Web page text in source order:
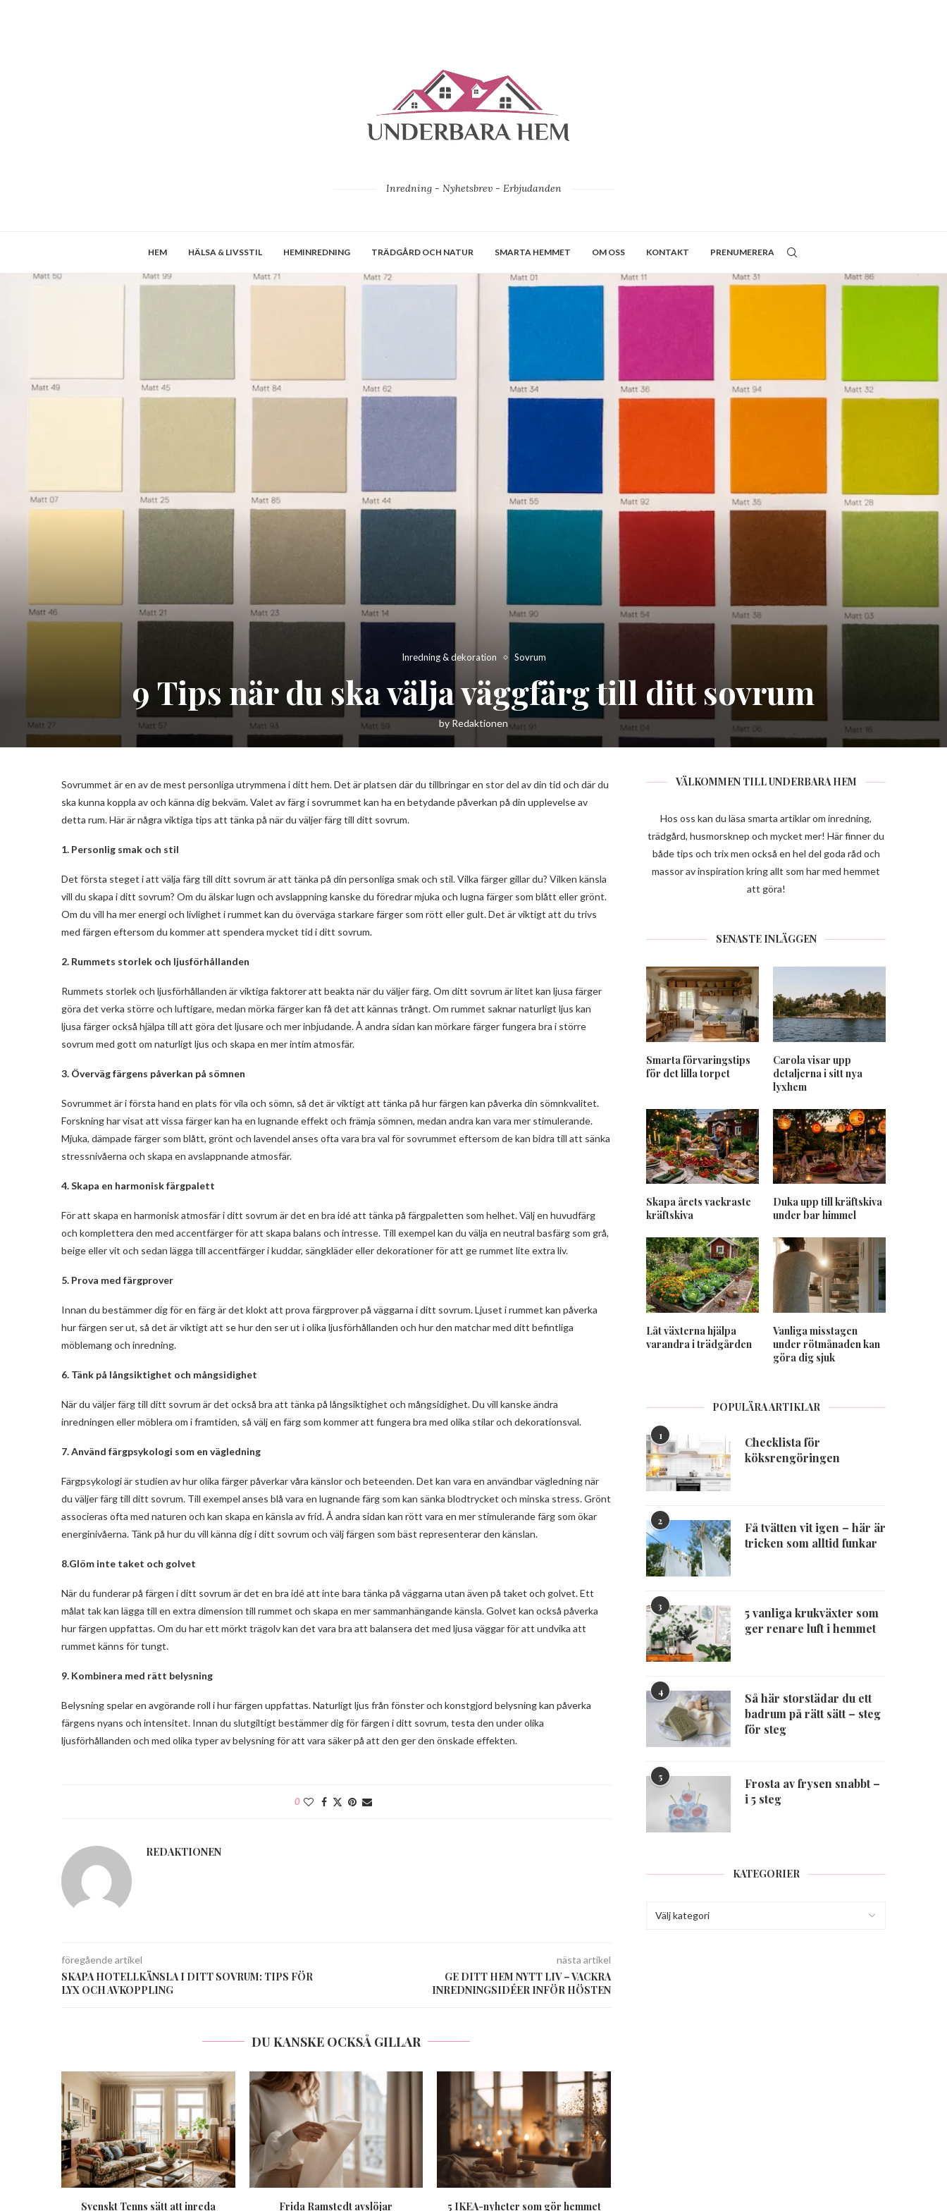
Inredning - Nyhetsbrev - Erbjudanden
HEM HÄLSA & LIVSSTIL HEMINREDNING TRÄDGÅRD OCH NATUR SMARTA HEMMET OM OSS KONTAKT PRENUMERERA
Inredning & dekoration Sovrum
9 Tips när du ska välja väggfärg till ditt sovrum
by Redaktionen
Sovrummet är en av de mest personliga utrymmena i ditt hem. Det är platsen där du tillbringar en stor del av din tid och där du
ska kunna koppla av och känna dig bekväm. Valet av färg i sovrummet kan ha en betydande påverkan på din upplevelse av
detta rum. Här är några viktiga tips att tänka på när du väljer färg till ditt sovrum.
1. Personlig smak och stil
Det första steget i att välja färg till ditt sovrum är att tänka på din personliga smak och stil. Vilka färger gillar du? Vilken känsla
vill du skapa i ditt sovrum? Om du älskar lugn och avslappning kanske du föredrar mjuka och lugna färger som blått eller grönt.
Om du vill ha mer energi och livlighet i rummet kan du överväga starkare färger som rött eller gult. Det är viktigt att du trivs
med färgen eftersom du kommer att spendera mycket tid i ditt sovrum.
2. Rummets storlek och ljusförhållanden
Rummets storlek och ljusförhållanden är viktiga faktorer att beakta när du väljer färg. Om ditt sovrum är litet kan ljusa färger
göra det verka större och luftigare, medan mörka färger kan få det att kännas trångt. Om rummet saknar naturligt ljus kan
ljusa färger också hjälpa till att göra det ljusare och mer inbjudande. Å andra sidan kan mörkare färger fungera bra i större
sovrum med gott om naturligt ljus och skapa en mer intim atmosfär.
3. Överväg färgens påverkan på sömnen
Sovrummet är i första hand en plats för vila och sömn, så det är viktigt att tänka på hur färgen kan påverka din sömnkvalitet.
Forskning har visat att vissa färger kan ha en lugnande effekt och främja sömnen, medan andra kan vara mer stimulerande.
Mjuka, dämpade färger som blått, grönt och lavendel anses ofta vara bra val för sovrummet eftersom de kan bidra till att sänka
stressnivåerna och skapa en avslappnande atmosfär.
4. Skapa en harmonisk färgpalett
För att skapa en harmonisk atmosfär i ditt sovrum är det en bra idé att tänka på färgpaletten som helhet. Välj en huvudfärg
och komplettera den med accentfärger för att skapa balans och intresse. Till exempel kan du välja en neutral basfärg som grå,
beige eller vit och sedan lägga till accentfärger i kuddar, sängkläder eller dekorationer för att ge rummet lite extra liv.
5. Prova med färgprover
Innan du bestämmer dig för en färg är det klokt att prova färgprover på väggarna i ditt sovrum. Ljuset i rummet kan påverka
hur färgen ser ut, så det är viktigt att se hur den ser ut i olika ljusförhållanden och hur den matchar med ditt befintliga
möblemang och inredning.
6. Tänk på långsiktighet och mångsidighet
När du väljer färg till ditt sovrum är det också bra att tänka på långsiktighet och mångsidighet. Du vill kanske ändra
inredningen eller möblera om i framtiden, så välj en färg som kommer att fungera bra med olika stilar och dekorationsval.
7. Använd färgpsykologi som en vägledning
Färgpsykologi är studien av hur olika färger påverkar våra känslor och beteenden. Det kan vara en användbar vägledning när
du väljer färg till ditt sovrum. Till exempel anses blå vara en lugnande färg som kan sänka blodtrycket och minska stress. Grönt
associeras ofta med naturen och kan skapa en känsla av frid. Å andra sidan kan rött vara en mer stimulerande färg som ökar
energinivåerna. Tänk på hur du vill känna dig i ditt sovrum och välj färgen som bäst representerar den känslan.
8.Glöm inte taket och golvet
När du funderar på färgen i ditt sovrum är det en bra idé att inte bara tänka på väggarna utan även på taket och golvet. Ett
målat tak kan lägga till en extra dimension till rummet och skapa en mer sammanhängande känsla. Golvet kan också påverka
hur färgen uppfattas. Om du har ett mörkt trägolv kan det vara bra att balansera det med ljusa väggar för att undvika att
rummet känns för tungt.
9. Kombinera med rätt belysning
Belysning spelar en avgörande roll i hur färgen uppfattas. Naturligt ljus från fönster och konstgjord belysning kan påverka
färgens nyans och intensitet. Innan du slutgiltigt bestämmer dig för färgen i ditt sovrum, testa den under olika
ljusförhållanden och med olika typer av belysning för att vara säker på att den ger den önskade effekten.
0
REDAKTIONEN
föregående artikel
SKAPA HOTELLKÄNSLA I DITT SOVRUM: TIPS FÖR
LYX OCH AVKOPPLING
nästa artikel
GE DITT HEM NYTT LIV – VACKRA
INREDNINGSIDÉER INFÖR HÖSTEN
DU KANSKE OCKSÅ GILLAR
Svenskt Tenns sätt att inreda Frida Ramstedt avslöjar 5 IKEA-nyheter som gör hemmet
VÄLKOMMEN TILL UNDERBARA HEM
Hos oss kan du läsa smarta artiklar om inredning,
trädgård, husmorsknep och mycket mer! Här finner du
både tips och trix men också en hel del goda råd och
massor av inspiration kring allt som har med hemmet
att göra!
SENASTE INLÄGGEN
Smarta förvaringstips
för det lilla torpet
Carola visar upp
detaljerna i sitt nya
lyxhem
Skapa årets vackraste
kräftskiva
Duka upp till kräftskiva
under bar himmel
Låt växterna hjälpa
varandra i trädgården
Vanliga misstagen
under rötmånaden kan
göra dig sjuk
POPULÄRA ARTIKLAR
1
Checklista för
köksrengöringen
2
Få tvätten vit igen – här är
tricken som alltid funkar
3
5 vanliga krukväxter som
ger renare luft i hemmet
4
Så här storstädar du ett
badrum på rätt sätt – steg
för steg
5
Frosta av frysen snabbt –
i 5 steg
KATEGORIER